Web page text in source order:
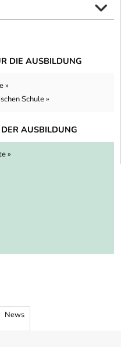
DIE AUSBILDUNG
»
Schule »
AUSBILDUNG
»
News